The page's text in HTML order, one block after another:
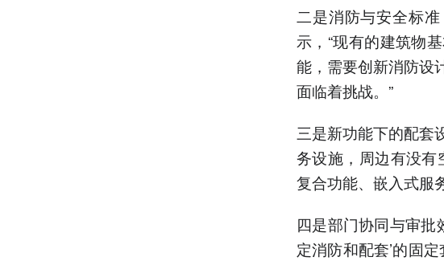
二是消防与安全标
示，“现有的建筑物
能，需要创新消防设
面临着挑战。”
三是新功能下的配套
务设施，周边有没有
复合功能、嵌入式服
四是部门协同与审批
定消防和配套’的固